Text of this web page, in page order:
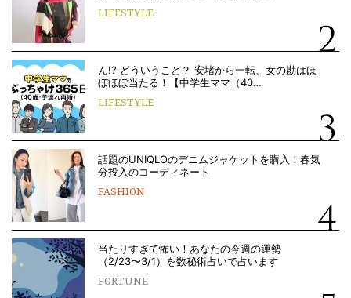
LIFESTYLE
ん!? どういうこと？ 安堵から一転、女の勘はほ
ぼほぼ当たる！【中学生ママ（40…
LIFESTYLE
話題のUNIQLOのデニムジャケットを購入！春気
分投入のコーディネート
FASHION
当たりすぎて怖い！あなたの今週の運勢
（2/23〜3/1）を数秘術占いで占います
FORTUNE